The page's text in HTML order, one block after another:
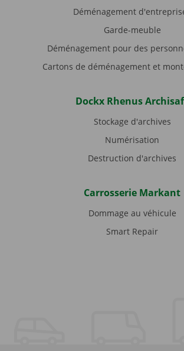
Déménagement
Garde-meuble
Déménagement pour des
Cartons de déménagement et
Dockx Rhenus
Stockage d'archives
Numérisation
Destruction d'archives
Carrosserie Markant
Dommage au véhicule
Smart Repair